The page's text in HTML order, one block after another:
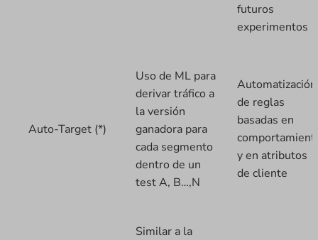
futuros
experimentos
Auto-Target (*)
Uso de ML para
derivar tráfico a
la versión
ganadora para
cada segmento
dentro de un
test A, B…,N
Automatización
de reglas
basadas en
y en atributos
de cliente
Similar a la